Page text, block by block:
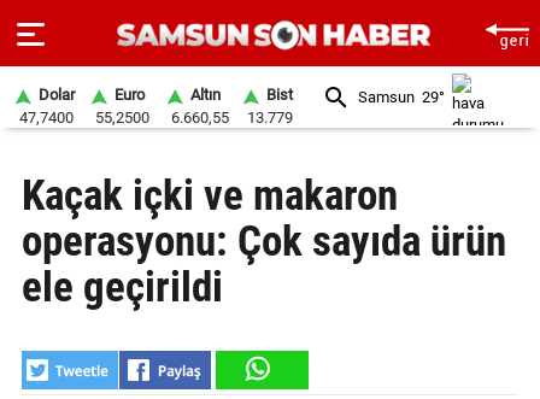
SAYFA
SAMSUN
HABER
GÜNDEM
Dolar
47,7400
Euro
55,2500
Altın
6.660,55
Bist
13.779
Samsun 29°
Kaçak içki ve makaron
operasyonu: Çok sayıda ürün
ele geçirildi